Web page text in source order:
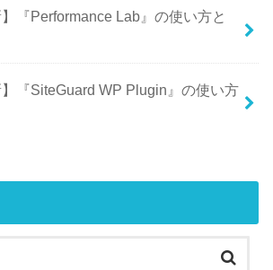
】『Performance Lab』の使い方と
】『SiteGuard WP Plugin』の使い方